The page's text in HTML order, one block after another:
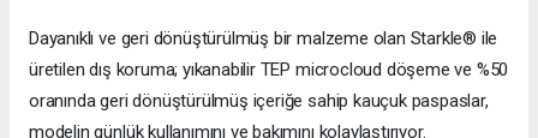
Dayanıklı ve geri dönüştürülmüş bir malzeme olan Starkle® ile
üretilen dış koruma; yıkanabilir TEP microcloud döşeme ve %50
oranında geri dönüştürülmüş içeriğe sahip kauçuk paspaslar,
modelin günlük kullanımını ve bakımını kolaylaştırıyor.